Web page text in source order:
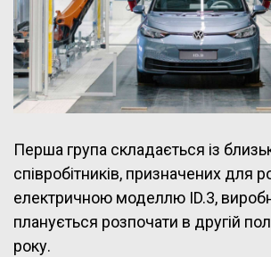
Перша група складається із
співробітників, призначених для
електричною моделлю ID.3,
планується розпочати в другій
року.